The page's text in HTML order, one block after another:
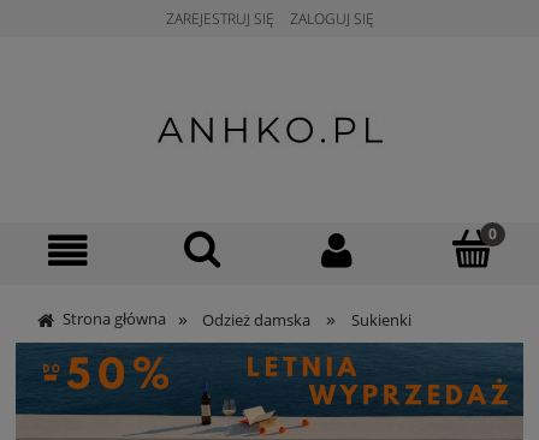
ZAREJESTRUJ SIĘ ZALOGUJ SIĘ
Strona główna » Odzież damska » Sukienki